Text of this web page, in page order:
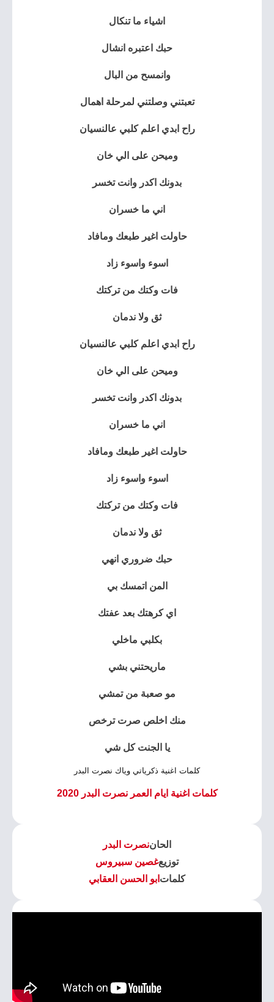
اشياء ما تنكال
حبك اعتبره انشال
وانمسح من البال
تعبتني وصلتني لمرحلة اهمال
راح ابدي اعلم كلبي عالنسيان
وميحن على الي خان
بدونك اكدر وانت تخسر
اني ما خسران
حاولت اغير طبعك ومافاد
اسوء واسوء زاد
فات وكتك من تركتك
ثق ولا ندمان
راح ابدي اعلم كلبي عالنسيان
وميحن على الي خان
بدونك اكدر وانت تخسر
اني ما خسران
حاولت اغير طبعك ومافاد
اسوء واسوء زاد
فات وكتك من تركتك
ثق ولا ندمان
حبك ضروري انهي
المن اتمسك بي
اي كرهتك بعد عفتك
بكلبي ماخلي
ماريحتني بشي
مو صعبة من تمشي
منك اخلص صرت ترخص
يا الجنت كل شي
كلمات اغنية ذكرياتي وياك نصرت البدر
كلمات اغنية ايام العمر نصرت البدر 2020
الحاننصرت البدر
توزيعغصين سبيروس
كلمات ابو الحسن العقابي